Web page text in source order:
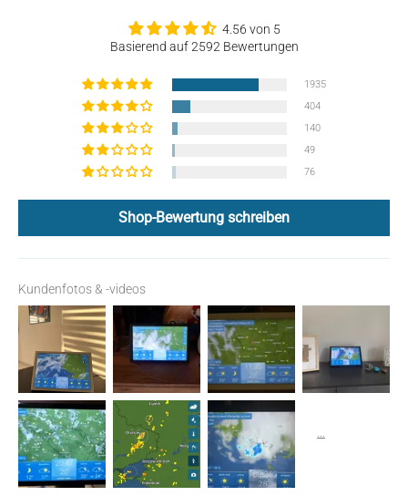
4.56 von 5
Basierend auf 2592 Bewertungen
1935
404
140
49
76
Shop-Bewertung schreiben
Kundenfotos & -videos